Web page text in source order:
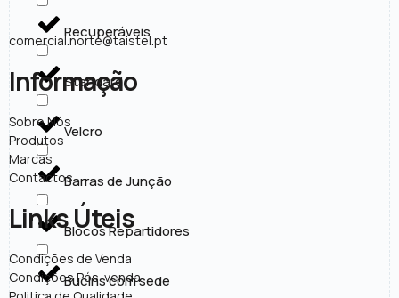
Recuperáveis
Standard
Velcro
Barras de Junção
Blocos Repartidores
Bucins com sede
comercial.norte@taistel.pt
Informação
Sobre Nós
Produtos
Marcas
Contactos
Links Úteis
Condições de Venda
Condições Pós-venda